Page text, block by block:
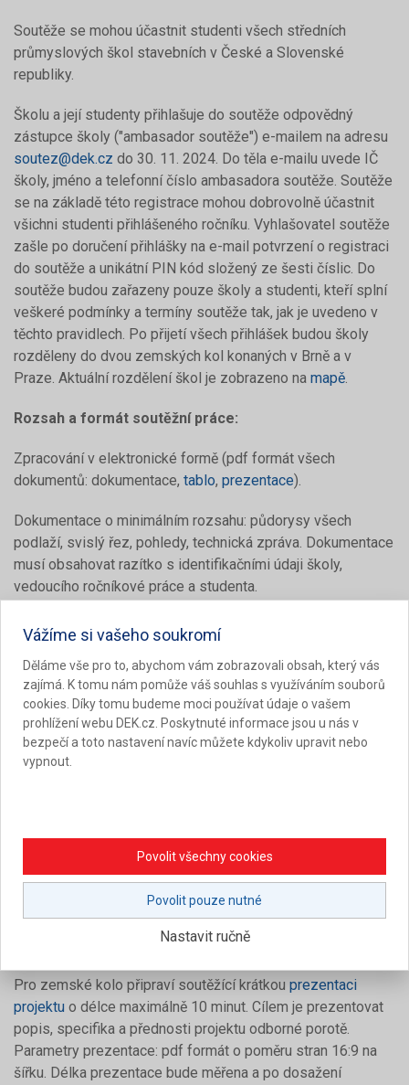
Soutěže se mohou účastnit studenti všech středních
průmyslových škol stavebních v České a Slovenské
republiky.
Školu a její studenty přihlašuje do soutěže odpovědný
zástupce školy ("ambasador soutěže") e-mailem na adresu
soutez@dek.cz do 30. 11. 2024. Do těla e-mailu uvede IČ
školy, jméno a telefonní číslo ambasadora soutěže. Soutěže
se na základě této registrace mohou dobrovolně účastnit
všichni studenti přihlášeného ročníku. Vyhlašovatel soutěže
zašle po doručení přihlášky na e-mail potvrzení o registraci
do soutěže a unikátní PIN kód složený ze šesti číslic. Do
soutěže budou zařazeny pouze školy a studenti, kteří splní
veškeré podmínky a termíny soutěže tak, jak je uvedeno v
těchto pravidlech. Po přijetí všech přihlášek budou školy
rozděleny do dvou zemských kol konaných v Brně a v
Praze. Aktuální rozdělení škol je zobrazeno na mapě.
Rozsah a formát soutěžní práce:
Zpracování v elektronické formě (pdf formát všech
dokumentů: dokumentace, tablo, prezentace).
Dokumentace o minimálním rozsahu: půdorysy všech
podlaží, svislý řez, pohledy, technická zpráva. Dokumentace
musí obsahovat razítko s identifikačními údaji školy,
vedoucího ročníkové práce a studenta.
Výhodou je rozšíření dokumentace např. o: vizualizace,
střechy), detaily, technické výpočty, výkresy specializací,
cenovou kalkulaci, výpočet energetické náročnosti ad. nebo
i 3D model objektu.
Prezentace soutěžní práce:
obsahu: název projektu, půdorys, řez, pohled, textový popis
architektonického, konstrukčního a materiálového řešení
objektu.
Výhodou je rozšíření obsahu prezentačního tabla např. o:
vizualizaci, grafický štítek PENB, číselné údaje o stavbě ad.
Pro zemské kolo připraví soutěžící krátkou prezentaci
projektu o délce maximálně 10 minut. Cílem je prezentovat
popis, specifika a přednosti projektu odborné porotě.
Parametry prezentace: pdf formát o poměru stran 16:9 na
šířku. Délka prezentace bude měřena a po dosažení
Vážíme si vašeho soukromí
Děláme vše pro to, abychom vám zobrazovali obsah, který vás
zajímá. K tomu nám pomůže váš souhlas s využíváním souborů
cookies. Díky tomu budeme moci používat údaje o vašem
prohlížení webu DEK.cz. Poskytnuté informace jsou u nás v
bezpečí a toto nastavení navíc můžete kdykoliv upravit nebo
vypnout.
Povolit všechny cookies
Povolit pouze nutné
Nastavit ručně